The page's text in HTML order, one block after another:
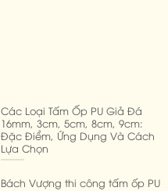
Các Loại Tấm Ốp PU Giả Đá
16mm, 3cm, 5cm, 8cm, 9cm:
Đặc Điểm, Ứng Dụng Và Cách
Lựa Chọn
Bách Vượng thi công tấm ốp PU